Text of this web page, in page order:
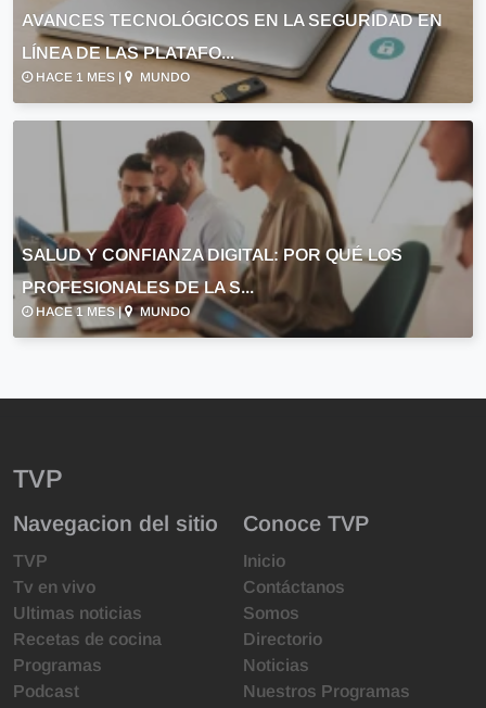
AVANCES TECNOLÓGICOS EN LA SEGURIDAD EN
LÍNEA DE LAS PLATAFO...
HACE 1 MES | MUNDO
SALUD Y CONFIANZA DIGITAL: POR QUÉ LOS
PROFESIONALES DE LA S...
HACE 1 MES | MUNDO
TVP
Navegacion del sitio
TVP
Tv en vivo
Ultimas noticias
Recetas de cocina
Programas
Podcast
Conoce TVP
Inicio
Contáctanos
Somos
Directorio
Noticias
Nuestros Programas